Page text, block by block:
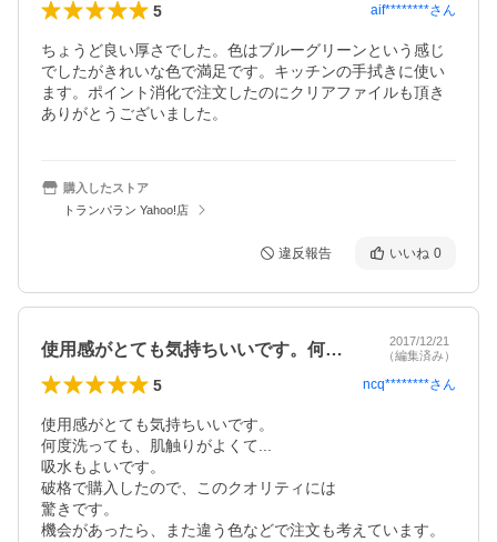
5 aif********さん
ちょうど良い厚さでした。色はブルーグリーンという感じ
でしたがきれいな色で満足です。キッチンの手拭きに使い
ます。ポイント消化で注文したのにクリアファイルも頂き
ありがとうございました。
購入したストア
トランパラン Yahoo!店
違反報告 いいね 0
使用感がとても気持ちいいです。何度洗っ…
2017/12/21
（編集済み）
5 ncq********さん
使用感がとても気持ちいいです。
何度洗っても、肌触りがよくて...
吸水もよいです。
破格で購入したので、このクオリティには
驚きです。
機会があったら、また違う色などで注文も考えています。